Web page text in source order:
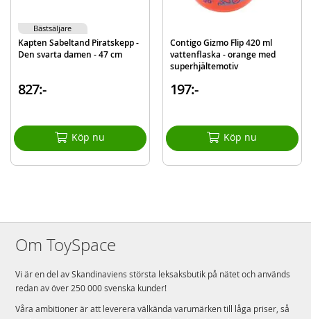
Kapten Sabeltand Piratskepp -
Den svarta damen - 47 cm
827:-
Köp nu
Bästsäljare
Contigo Gizmo Flip 420 ml
vattenflaska - orange med
superhjältemotiv
197:-
Köp nu
Om ToySpace
Vi är en del av Skandinaviens största leksaksbutik på nätet och används
redan av över 250 000 svenska kunder!
Våra ambitioner är att leverera välkända varumärken till låga priser, så